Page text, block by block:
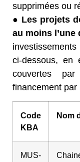
supprimées ou
● Les projets
au moins
ci-dessous, en
couvertes
financement par
Code
KBA
Nom
MUS-